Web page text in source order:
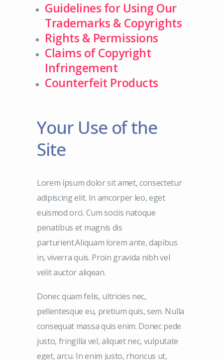
Guidelines for Using Our
Trademarks & Copyrights
Rights & Permissions
Claims of Copyright
Infringement
Counterfeit Products
Your Use of the
Site
Lorem ipsum dolor sit amet, consectetur
adipiscing elit. In amcorper leo, eget
euismod orci. Cum sociis natoque
penatibus et magnis dis
parturient.Aliquam lorem ante, dapibus
in, viverra quis. Proin gravida nibh vel
velit auctor aliqean.
Donec quam felis, ultricies nec,
pellentesque eu, pretium quis, sem. Nulla
consequat massa quis enim. Donec pede
justo, fringilla vel, aliquet nec, vulputate
eget, arcu. In enim justo, rhoncus ut,